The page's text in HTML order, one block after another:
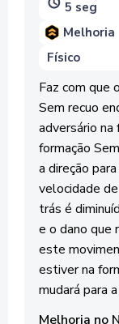
5 seg
Melhoria
Físico
Faz com que
Sem recuo
adversário
formação
a direção
velocidade
trás é
e o dano que
este
estiver na
mudará para
Melhoria no